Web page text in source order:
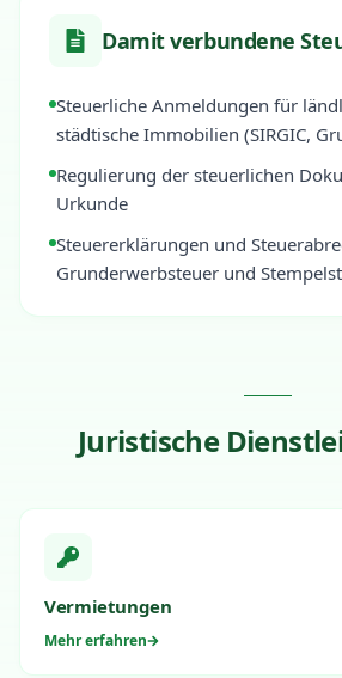
Damit verbundene
Steuerliche Anmeldungen für
städtische Immobilien (SIRGIC,
Regulierung der steuerlichen
Urkunde
Steuererklärungen und
Grunderwerbsteuer und
Juristische
Vermietungen
Mehr erfahren